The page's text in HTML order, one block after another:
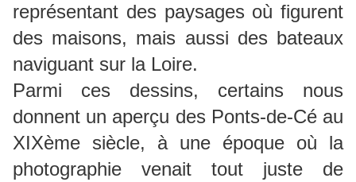
représentant des paysages où figurent
des maisons, mais aussi des bateaux
naviguant sur la Loire.
Parmi ces dessins, certains nous
donnent un aperçu des Ponts-de-Cé au
XIXème siècle, à une époque où la
photographie venait tout juste de